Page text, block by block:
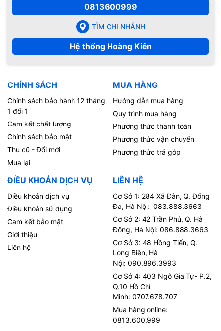
0813600999
TÌM CHI NHÁNH
Hệ thống Hoàng Kiên
CHÍNH SÁCH
Chính sách bảo hành 12 tháng
1 đổi 1
Cam kết chất lượng
Chính sách bảo mật
Thu cũ - Đổi mới
Mua lại
MUA HÀNG
Hướng dẫn mua hàng
Quy trình mua hàng
Phương thức thanh toán
Phương thức vận chuyển
Phương thức trả góp
ĐIỀU KHOẢN DỊCH VỤ
Diều khoản dịch vụ
Điều khoản sử dụng
Cam kết bảo mật
Giới thiệu
Liên hệ
LIÊN HỆ
Cơ Sở 1: 284 Xã Đàn, Q. Đống
Đa, Hà Nội: 083.888.3663
Cơ Sở 2: 42 Trần Phú, Q. Hà
Đông, Hà Nội: 086.888.3663
Cơ Sở 3: 48 Hồng Tiến, Q.
Long Biên, Hà
Nội: 090.896.3993
Cơ Sở 4: 403 Ngô Gia Tự- P.2,
Q.10 Hồ Chí
Minh: 0707.678.707
Mua hàng online:
0813.600.999